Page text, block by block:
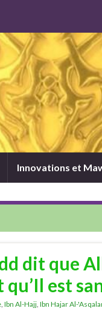
Innovations et
dit que
est
, Ibn Al-Hajj, Ibn Hajar Al-